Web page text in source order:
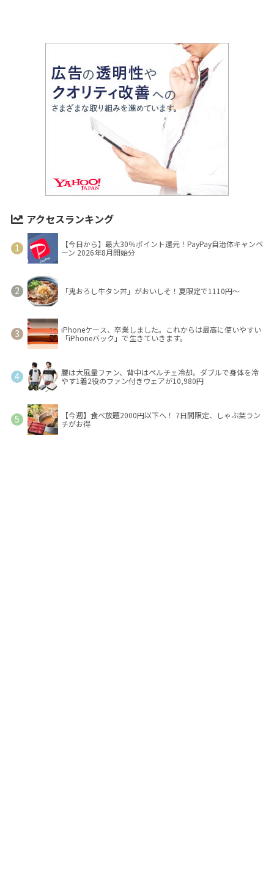
アクセスランキング
【今日から】最大30％ポイント還元！PayPay自治体キャンペ
ーン 2026年8月開始分
「鬼おろし牛タン丼」がおいしそ！夏限定で1110円～
iPhoneケース、卒業しました。これからは最高に使いやすい
「iPhoneバック」で生きていきます。
腰は大風量ファン、背中はペルチェ冷却。ダブルで身体を冷
やす1着2役のファン付きウェアが10,980円
【今週】食べ放題2000円以下へ！ 7日間限定、しゃぶ葉ラン
チがお得